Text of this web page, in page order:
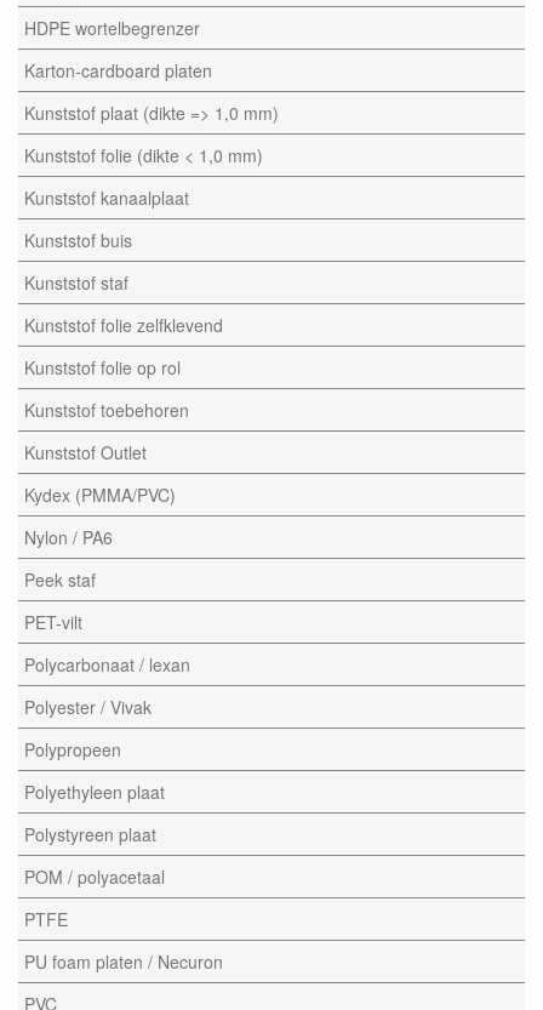
HDPE wortelbegrenzer
Karton-cardboard platen
Kunststof plaat (dikte => 1,0 mm)
Kunststof folie (dikte < 1,0 mm)
Kunststof kanaalplaat
Kunststof buis
Kunststof staf
Kunststof folie zelfklevend
Kunststof folie op rol
Kunststof toebehoren
Kunststof Outlet
Kydex (PMMA/PVC)
Nylon / PA6
Peek staf
PET-vilt
Polycarbonaat / lexan
Polyester / Vivak
Polypropeen
Polyethyleen plaat
Polystyreen plaat
POM / polyacetaal
PTFE
PU foam platen / Necuron
PVC